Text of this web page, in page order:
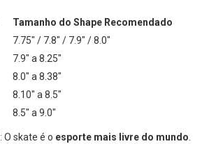
Tamanho do Shape Recomendado
7.75" / 7.8" / 7.9" / 8.0"
7.9" a 8.25"
8.0" a 8.38"
8.10" a 8.5"
8.5" a 9.0"
: O skate é o esporte mais livre do mundo